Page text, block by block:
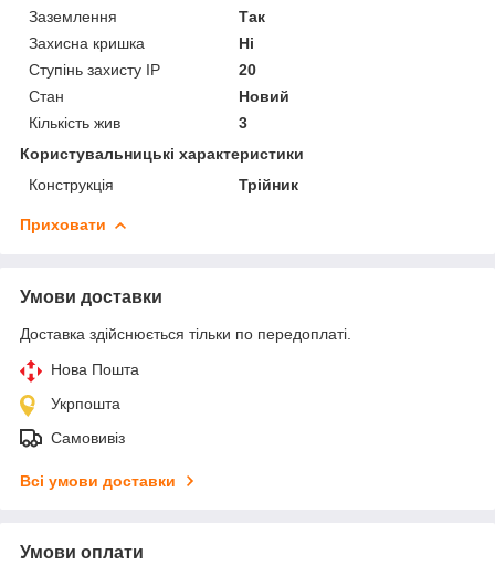
Заземлення
Так
Захисна кришка
Ні
Ступінь захисту IP
20
Стан
Новий
Кількість жив
3
Користувальницькі характеристики
Конструкція
Трійник
Приховати
Умови доставки
Доставка здійснюється тільки по передоплаті.
Нова Пошта
Укрпошта
Самовивіз
Всі умови доставки
Умови оплати